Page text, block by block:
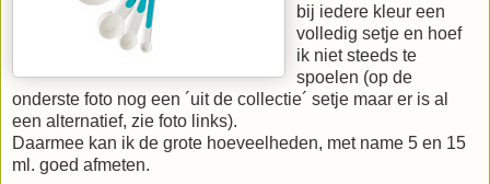
bij iedere kleur een
volledig setje en hoef
ik niet steeds te
spoelen (op de
onderste foto nog een ´uit de collectie´ setje maar er is al
een alternatief, zie foto links).
Daarmee kan ik de grote hoeveelheden, met name 5 en 15
ml. goed afmeten.